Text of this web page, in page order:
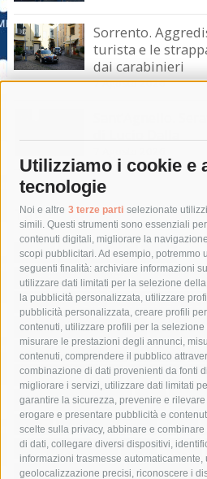
Utilizziamo i cookie e
tecnologie
Noi e altre 3 terze parti selezionate
simili. Questi strumenti sono essenziali
contenuti digitali, migliorare la
scopi pubblicitari. Ad esempio, potremmo
seguenti finalità: archiviare informazioni
utilizzare dati limitati per la selezione
la pubblicità personalizzata, utilizzare
pubblicità personalizzata, creare profili
contenuti, utilizzare profili per la selezione
misurare le prestazioni degli annunci,
contenuti, comprendere il pubblico
combinazione di dati provenienti da fonti
migliorare i servizi, utilizzare dati limitati
garantire la sicurezza, prevenire e rilevare
erogare e presentare pubblicità e
scelte sulla privacy, abbinare e
di dati, collegare diversi dispositivi,
informazioni trasmesse automaticamente,
geolocalizzazione precisi, riconoscere i
Sorrento.
turista e le
dai carabinieri
7 Agosto 2026
Sant’Agnello.
Tag
acqua allerta meteo
anas
area marina protetta di punta
Asl Napoli 3 sud
capitaneria di
castellammare di stabia
comune di sorrento
concerto
costiera amalfitana
covid-19 eav
fondazione sorrento
gori
lavori
lorenzo balducelli mare
massimo coppola
Meta napoli
penisola sorrentina
piano di